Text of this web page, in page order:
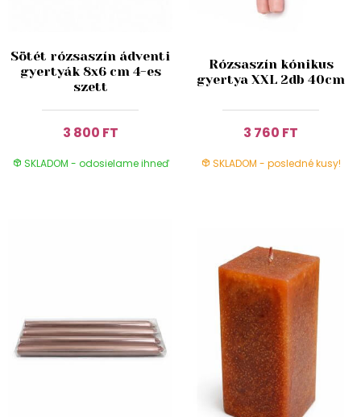
Sötét rózsaszín ádventi
gyertyák 8x6 cm 4-es
szett
3 800 FT
SKLADOM - odosielame ihneď
Rózsaszín kónikus
gyertya XXL 2db 40cm
3 760 FT
SKLADOM - posledné kusy!